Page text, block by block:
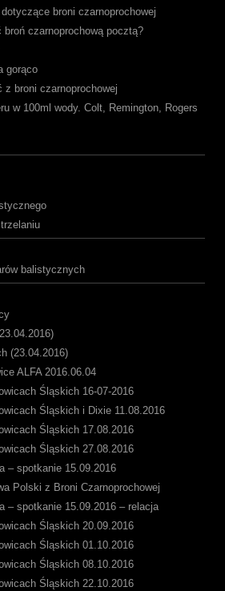
broni czarnoprochowej
broń czarnoprochową pocztą?
gorąco
broni czarnoprochowej
w 100ml wody. Colt, Remington, Rogers
balistycznych
(23.04.2016)
ALFA 2016.06.04
Śląskich 16-07-2016
Śląskich i Dixie 11.08.2016
Śląskich 17.08.2016
Śląskich 27.08.2016
– spotkanie 15.09.2016
Polski z Broni Czarnoprochowej
– spotkanie 15.09.2016 – relacja
Śląskich 20.09.2016
Śląskich 01.10.2016
Śląskich 08.10.2016
Śląskich 22.10.2016